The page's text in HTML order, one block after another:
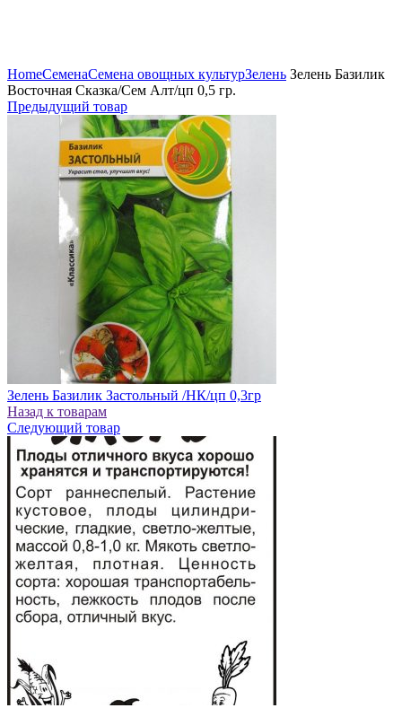
HomeСеменаСемена овощных культурЗелень Зелень Базилик
Восточная Сказка/Сем Алт/цп 0,5 гр.
Предыдущий товар
Зелень Базилик Застольный /НК/цп 0,3гр
Назад к товарам
Следующий товар